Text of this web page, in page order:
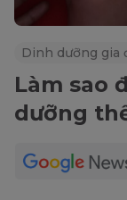
Dinh dưỡng gia
Làm sao
dưỡng